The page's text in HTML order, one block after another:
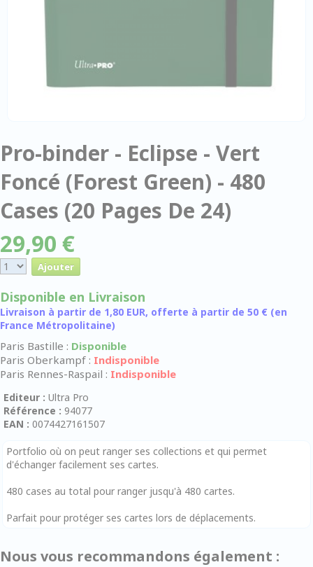
Pro-binder - Eclipse - Vert
Foncé (Forest Green) - 480
Cases (20 Pages De 24)
29,90 €
Disponible en Livraison
Livraison à partir de 1,80 EUR, offerte à partir de 50 € (en
France Métropolitaine)
Paris Bastille : Disponible
Paris Oberkampf : Indisponible
Paris Rennes-Raspail : Indisponible
Editeur : Ultra Pro
Référence : 94077
EAN : 0074427161507
Portfolio où on peut ranger ses collections et qui permet
d'échanger facilement ses cartes.
480 cases au total pour ranger jusqu'à 480 cartes.
Parfait pour protéger ses cartes lors de déplacements.
Nous vous recommandons également :